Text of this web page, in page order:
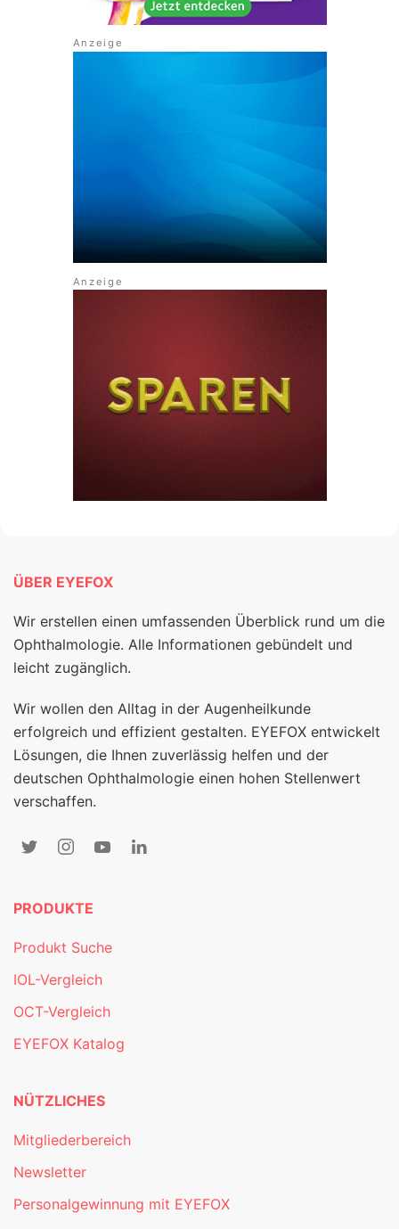
ÜBER EYEFOX
Wir erstellen einen umfassenden Überblick rund um die
Ophthalmologie. Alle Informationen gebündelt und
leicht zugänglich.
Wir wollen den Alltag in der Augenheilkunde
erfolgreich und effizient gestalten. EYEFOX entwickelt
Lösungen, die Ihnen zuverlässig helfen und der
deutschen Ophthalmologie einen hohen Stellenwert
verschaffen.
PRODUKTE
Produkt Suche
IOL-Vergleich
OCT-Vergleich
EYEFOX Katalog
NÜTZLICHES
Mitgliederbereich
Newsletter
Personalgewinnung mit EYEFOX